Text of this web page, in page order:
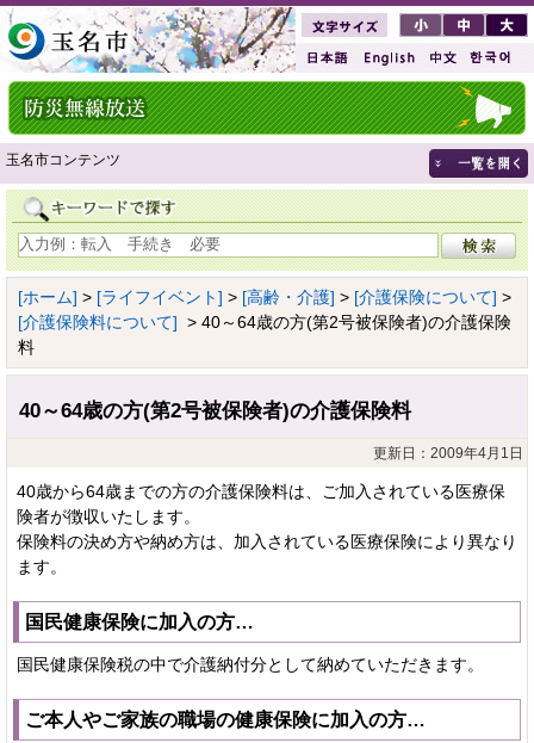
玉名市コンテンツ
[ホーム] > [ライフイベント] > [高齢・介護] > [介護保険について] >
[介護保険料について] > 40～64歳の方(第2号被保険者)の介護保険
料
40～64歳の方(第2号被保険者)の介護保険料
更新日：2009年4月1日
40歳から64歳までの方の介護保険料は、ご加入されている医療保
険者が徴収いたします。
保険料の決め方や納め方は、加入されている医療保険により異なり
ます。
国民健康保険に加入の方…
国民健康保険税の中で介護納付分として納めていただきます。
ご本人やご家族の職場の健康保険に加入の方…